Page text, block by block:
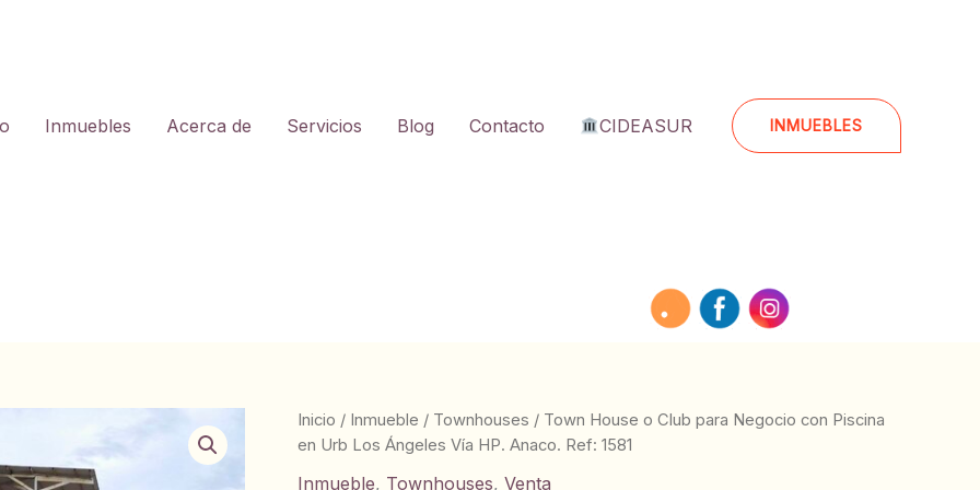
Inmuebles Acerca de Servicios Blog Contacto CIDEASUR INMUEBLES
Inicio / Inmueble / Townhouses / Town House o Club para Negocio con Piscina
en Urb Los Ángeles Vía HP. Anaco. Ref: 1581
Inmueble, Townhouses, Venta